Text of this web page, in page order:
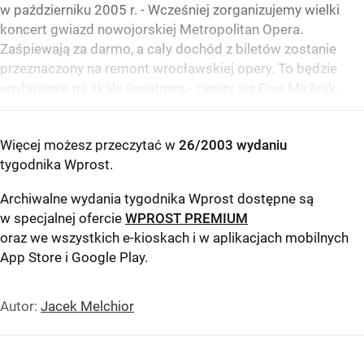
w październiku 2005 r. - Wcześniej zorganizujemy wielki
koncert gwiazd nowojorskiej Metropolitan Opera.
Zaśpiewają za darmo, a cały dochód z biletów zostanie
przeznaczony na remont wrocławskiej opery. To będzie
wydarzenie na skalę światową - cieszy się Ewa Michnik.
Więcej możesz przeczytać w 26/2003 wydaniu
tygodnika Wprost.
Archiwalne wydania tygodnika Wprost dostępne są
w specjalnej ofercie WPROST PREMIUM
oraz we wszystkich e-kioskach i w aplikacjach mobilnych
App Store i Google Play.
Autor: Jacek Melchior